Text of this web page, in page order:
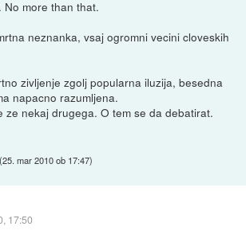
No more than that.
neznanka, vsaj ogromni vecini cloveskih
zivljenje zgolj popularna iluzija, besedna
napacno razumljena.
ze nekaj drugega. O tem se da debatirat.
(25. mar 2010 ob 17:47)
17:50